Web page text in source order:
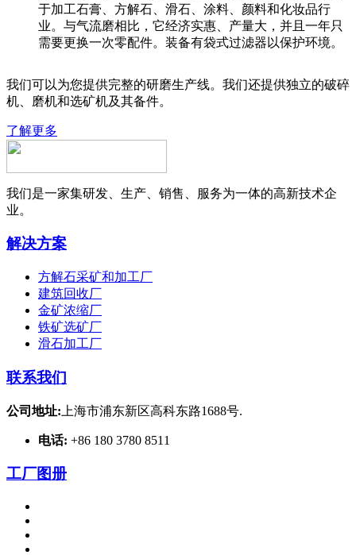
于加工石膏、方解石、滑石、涂料、颜料和化妆品行
业。与气流磨相比，它经济实惠、产量大，并且一年只
需要更换一次零配件。装备有袋式过滤器以保护环境。
我们可以为您提供完整的研磨生产线。我们还提供独立的破碎
机、磨机和选矿机及其备件。
了解更多
我们是一家集研发、生产、销售、服务为一体的高新技术企
业。
解决方案
方解石采矿和加工厂
建筑回收厂
金矿浓缩厂
铁矿选矿厂
滑石加工厂
联系我们
公司地址: 上海市浦东新区高科东路1688号.
电话: +86 180 3780 8511
工厂图册